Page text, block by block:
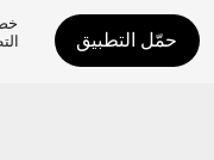
حمّل التطبيق